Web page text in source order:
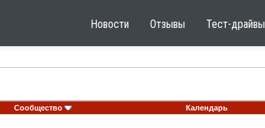
Новости Отзывы Тест-драйвы
Сообщество Календарь